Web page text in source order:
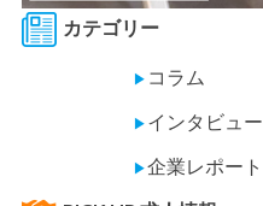
カテゴリー
▶ コラム
▶ インタビュー
▶企業レポート